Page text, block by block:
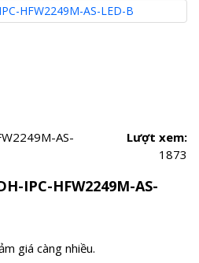
AS-
Lượt xem:
1873
IPC-HFW2249M-AS-
giá càng nhiều.